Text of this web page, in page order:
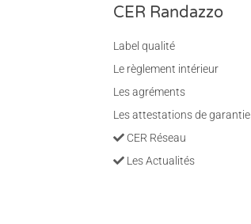
CER Randazzo
Label qualité
Le règlement intérieur
Les agréments
Les attestations de garantie
CER Réseau
Les Actualités